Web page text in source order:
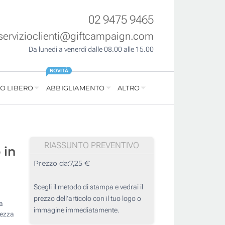
02 9475 9465
Da lunedì a venerdì dalle 08.00 alle 15.00
LIBERO ABBIGLIAMENTO
NOVITÀ
ALTRO
in RIASSUNTO PREVENTIVO
Prezzo da:7,25 €
Scegli il metodo di stampa e vedrai il
prezzo dell'articolo con il tuo logo o
immagine immediatamente.